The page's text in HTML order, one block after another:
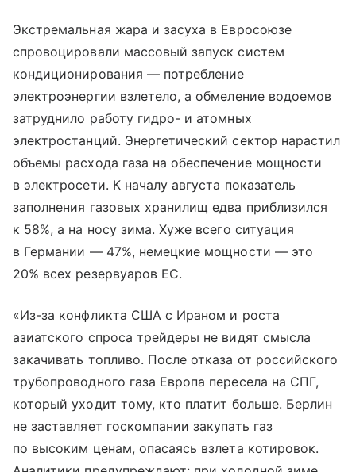
Экстремальная жара и засуха в Евросоюзе
спровоцировали массовый запуск систем
кондиционирования — потребление
электроэнергии взлетело, а обмеление водоемов
затруднило работу гидро- и атомных
электростанций. Энергетический сектор нарастил
объемы расхода газа на обеспечение мощности
в электросети. К началу августа показатель
заполнения газовых хранилищ едва приблизился
к 58%, а на носу зима. Хуже всего ситуация
в Германии — 47%, немецкие мощности — это
20% всех резервуаров ЕС.
«Из-за конфликта США с Ираном и роста
азиатского спроса трейдеры не видят смысла
закачивать топливо. После отказа от российского
трубопроводного газа Европа пересела на СПГ,
который уходит тому, кто платит больше. Берлин
не заставляет госкомпании закупать газ
по высоким ценам, опасаясь взлета котировок.